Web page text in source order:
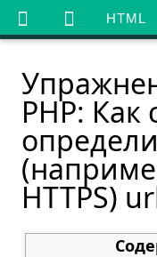
HTML
PHP:
HTTPS)